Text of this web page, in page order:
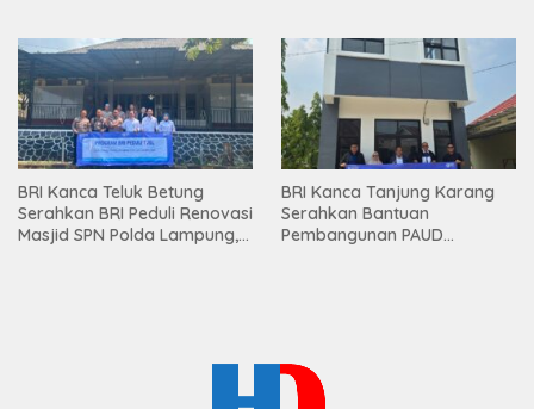
Mesuji
BRI Kanca Teluk Betung
Serahkan BRI Peduli Renovasi
Masjid SPN Polda Lampung,
BRI Kanca Tanjung Karang
Serahkan Bantuan
Pembangunan PAUD